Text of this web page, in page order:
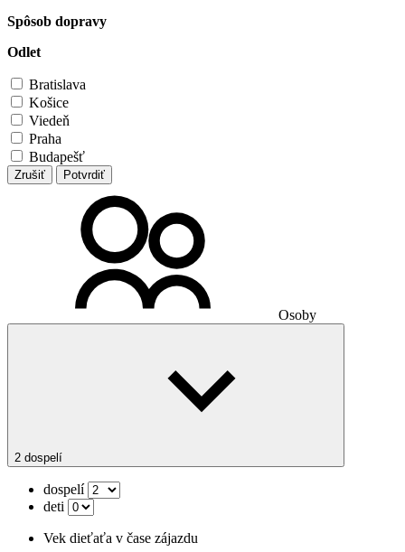
Spôsob dopravy
Odlet
Bratislava
Košice
Viedeň
Praha
Budapešť
Zrušiť Potvrdiť
Osoby
2 dospelí
dospelí
deti
Vek dieťaťa v čase zájazdu